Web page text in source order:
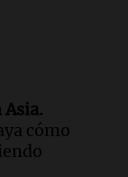
protesta
cómo